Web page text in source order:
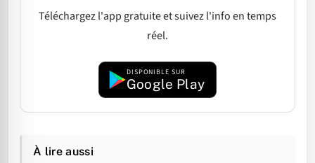
Téléchargez l'app gratuite et suivez l'info en temps
réel.
DISPONIBLE SUR
Google Play
À lire aussi